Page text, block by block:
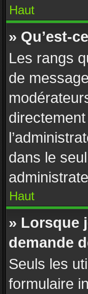
Haut
» Qu’est-
Les rangs
de
dans le
Haut
» Lorsque
demande
Seuls les
formulaire